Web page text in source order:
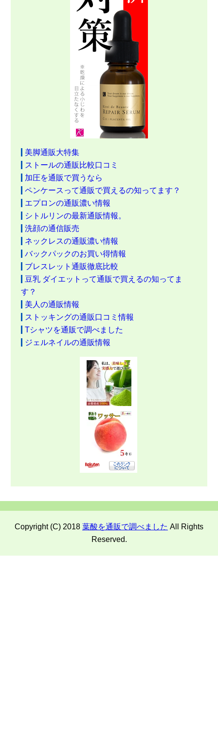
美脚通販大特集
ストールの通販比較口コミ
加圧を通販で買うなら
ペンケースって通販で買えるの知ってます？
エプロンの通販濃い情報
シトルリンの最新通販情報。
洗顔の通信販売
ネックレスの通販濃い情報
バックパックのお買い得情報
ブレスレット通販徹底比較
豆乳 ダイエットって通販で買えるの知ってま
す？
美人の通販情報
ストッキングの通販口コミ情報
Tシャツを通販で調べました
ジェルネイルの通販情報
Copyright (C) 2018 葉酸を通販で調べました All Rights
Reserved.